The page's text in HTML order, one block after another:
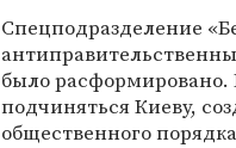
Спецподразделение
было расформировано.
подчиняться Киеву,
общественного